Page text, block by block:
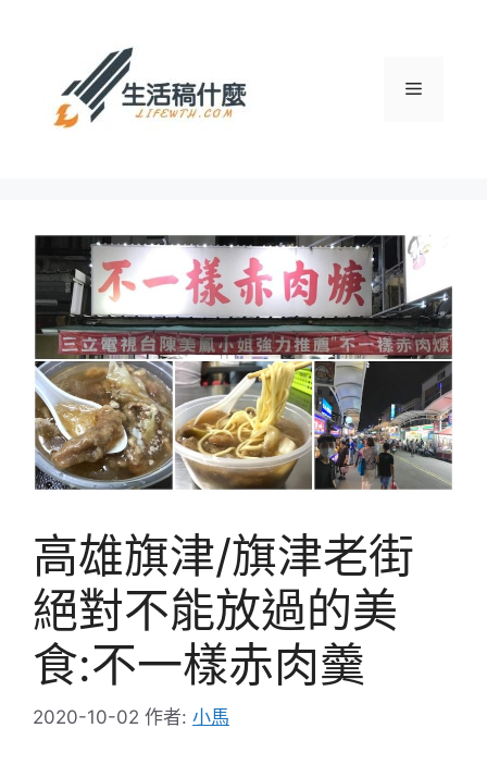
選
高雄旗津/旗津老街
絕對不能放過的美
食:不一樣赤肉羹
2020-10-02 作者: 小馬